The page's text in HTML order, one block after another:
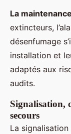
La maintenance
extincteurs,
désenfumage
installation et
adaptés aux
audits.
Signalisation,
secours
La